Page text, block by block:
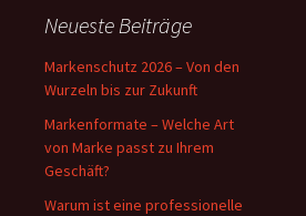
Neueste Beiträge
Markenschutz 2026 – Von den
Wurzeln bis zur Zukunft
Markenformate – Welche Art
von Marke passt zu Ihrem
Geschäft?
Warum ist eine professionelle